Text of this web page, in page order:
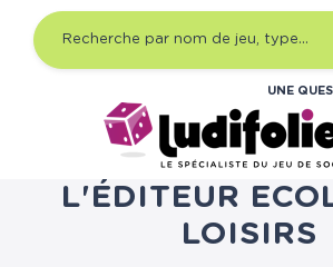
UNE
LISTE DES
L'ÉDITEUR
LOISIRS